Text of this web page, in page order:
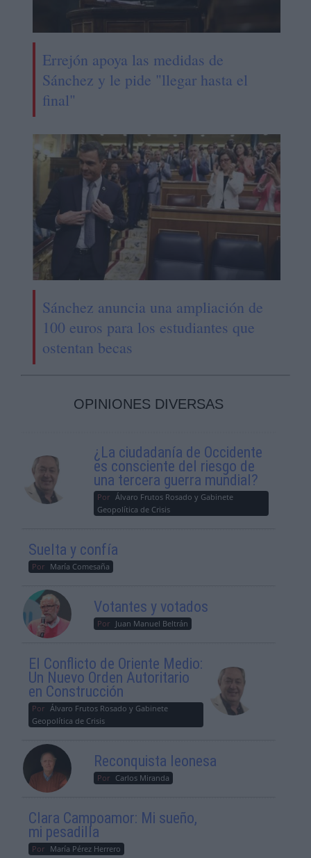
Errejón apoya las medidas de
Sánchez y le pide "llegar hasta el
final"
Sánchez anuncia una ampliación de
100 euros para los estudiantes que
ostentan becas
OPINIONES DIVERSAS
¿La ciudadanía de Occidente
es consciente del riesgo de
una tercera guerra mundial?
Por Álvaro Frutos Rosado y Gabinete
Geopolítica de Crisis
Suelta y confía
Por María Comesaña
Votantes y votados
Por Juan Manuel Beltrán
El Conflicto de Oriente Medio:
Un Nuevo Orden Autoritario
en Construcción
Por Álvaro Frutos Rosado y Gabinete
Geopolítica de Crisis
Reconquista leonesa
Por Carlos Miranda
Clara Campoamor: Mi sueño,
mi pesadilla
Por María Pérez Herrero